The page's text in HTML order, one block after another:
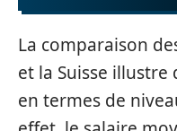
La comparaison
et la Suisse
en termes de